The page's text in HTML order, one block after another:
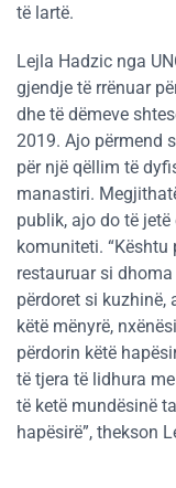
të lartë.
Lejla Hadzic nga
gjendje të rrënuar
dhe të dëmeve
2019. Ajo përmend
për një qëllim të
manastiri.
publik, ajo do të
komuniteti. “Kështu
restauruar si
përdoret si kuzhinë,
këtë mënyrë,
përdorin këtë
të tjera të lidhura
të ketë mundësinë
hapësirë”, thekson